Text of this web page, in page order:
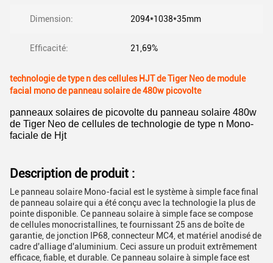
Dimension: 2094*1038*35mm
Efficacité: 21,69%
technologie de type n des cellules HJT de Tiger Neo de module
facial mono de panneau solaire de 480w picovolte
panneaux solaires de picovolte du panneau solaire 480w
de Tiger Neo de cellules de technologie de type n Mono-
faciale de Hjt
Description de produit :
Le panneau solaire Mono-facial est le système à simple face final
de panneau solaire qui a été conçu avec la technologie la plus de
pointe disponible. Ce panneau solaire à simple face se compose
de cellules monocristallines, te fournissant 25 ans de boîte de
garantie, de jonction IP68, connecteur MC4, et matériel anodisé de
cadre d'alliage d'aluminium. Ceci assure un produit extrêmement
efficace, fiable, et durable. Ce panneau solaire à simple face est